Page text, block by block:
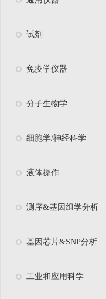
试剂
免疫学仪器
分子生物学
细胞学/神经科学
液体操作
测序&基因组学分析
基因芯片&SNP分析
工业和应用科学